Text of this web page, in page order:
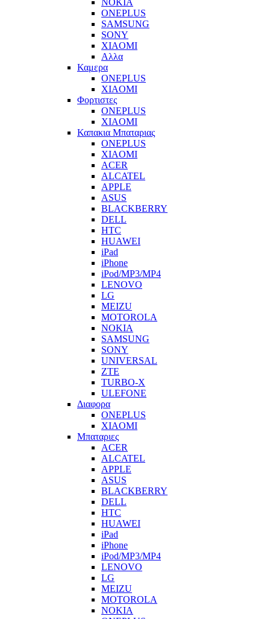
NOKIA
ONEPLUS
SAMSUNG
SONY
XIAOMI
Αλλα
Καμερα
ONEPLUS
XIAOMI
Φορτιστες
ONEPLUS
XIAOMI
Καπακια Μπαταριας
ONEPLUS
XIAOMI
ACER
ALCATEL
APPLE
ASUS
BLACKBERRY
DELL
HTC
HUAWEI
iPad
iPhone
iPod/MP3/MP4
LENOVO
LG
MEIZU
MOTOROLA
NOKIA
SAMSUNG
SONY
UNIVERSAL
ZTE
TURBO-X
ULEFONE
Διαφορα
ONEPLUS
XIAOMI
Μπαταριες
ACER
ALCATEL
APPLE
ASUS
BLACKBERRY
DELL
HTC
HUAWEI
iPad
iPhone
iPod/MP3/MP4
LENOVO
LG
MEIZU
MOTOROLA
NOKIA